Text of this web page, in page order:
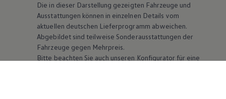
Die in dieser Darstellung gezeigten Fahrzeuge und
Ausstattungen können in einzelnen Details vom
aktuellen deutschen Lieferprogramm abweichen.
Abgebildet sind teilweise Sonderausstattungen der
Fahrzeuge gegen Mehrpreis.
Bitte beachten Sie auch unseren Konfigurator für eine